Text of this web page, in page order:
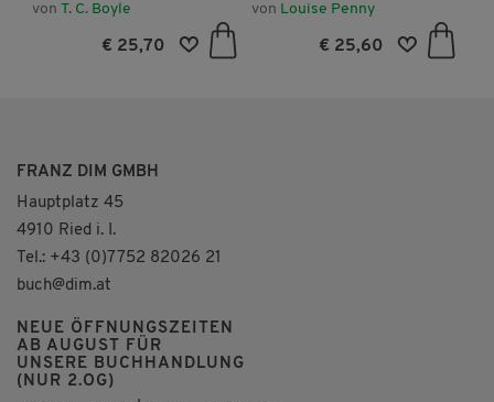
Anfang
vonT. C. Boyle
€ 25,70
von Louise Penny
€ 25,60
FRANZ DIM GMBH
Hauptplatz 45
4910 Ried i. I.
Tel.: +43 (0)7752 82026 21
buch@dim.at
NEUE ÖFFNUNGSZEITEN
AB AUGUST FÜR
UNSERE BUCHHANDLUNG
(NUR 2.OG)